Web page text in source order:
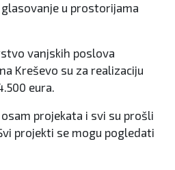
u prostorijama
vanjskih poslova
Kreševo su za realizaciju
eura.
projekata i svi su prošli
projekti se mogu pogledati